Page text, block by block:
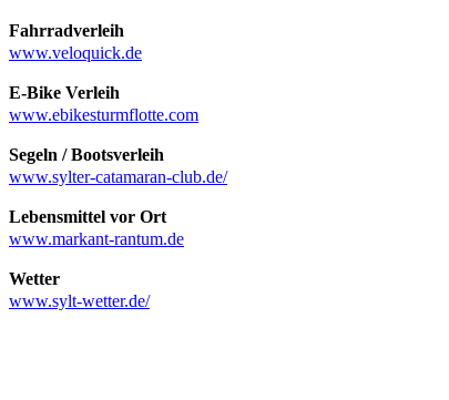
Fahrradverleih
www.veloquick.de
E-Bike Verleih
www.ebikesturmflotte.com
Segeln / Bootsverleih
www.sylter-catamaran-club.de/
Lebensmittel vor Ort
www.markant-rantum.de
Wetter
www.sylt-wetter.de/